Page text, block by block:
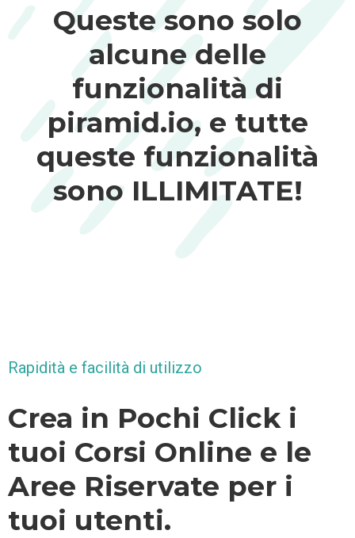
Queste sono solo
alcune delle
funzionalità di
piramid.io, e tutte
queste funzionalità
sono ILLIMITATE!
Rapidità e facilità di utilizzo
Crea in Pochi Click i
tuoi Corsi Online e le
Aree Riservate per i
tuoi utenti.